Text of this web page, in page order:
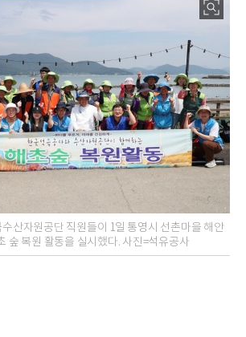
산자원공단 직원들이 1일 통영시 선촌마을 해안
숲 복원 활동을 실시했다. 사진=석유공사